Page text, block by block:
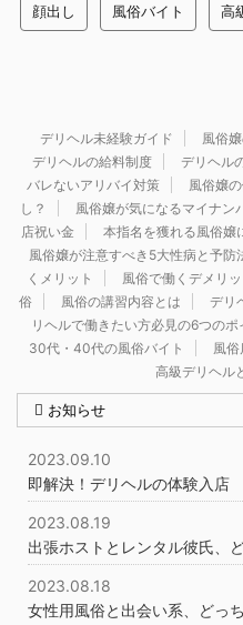
顔出し 風俗バイト 高
デリヘル未経験ガイド 風俗
デリヘルの給料制度
デリヘル
バレないアリバイ対策
風俗嬢
し？
風俗嬢が気になるマイナン
店祝い金
本指名を獲れる風俗嬢
風俗嬢が注意すべき5大性病と予防
くメリット
風俗で働くデメリッ
俗
風俗の講習内容とは デリ
リヘルで働きたい方必見の6つのポ
30代・40代の風俗バイト
風
高級デリヘル
お知らせ
2023.09.10
即解決！デリヘルの体験入店
2023.08.19
出張ホストとレンタル彼氏、
2023.08.18
女性用風俗と出会い系、どっ